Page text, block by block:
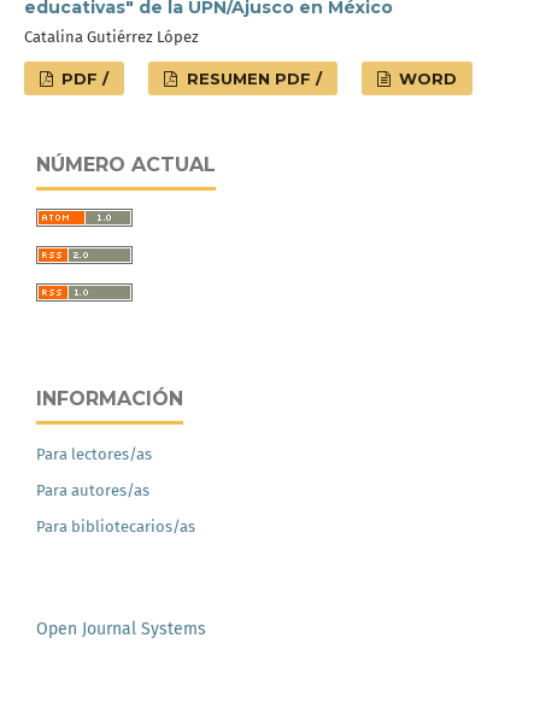
educativas" de la UPN/Ajusco en México
Catalina Gutiérrez López
PDF / RESUMEN PDF / WORD
NÚMERO ACTUAL
INFORMACIÓN
Para lectores/as
Para autores/as
Para bibliotecarios/as
Open Journal Systems